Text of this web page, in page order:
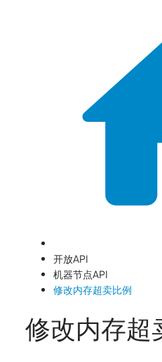
开放API
机器节点API
修改内存超卖比例
修改内存超